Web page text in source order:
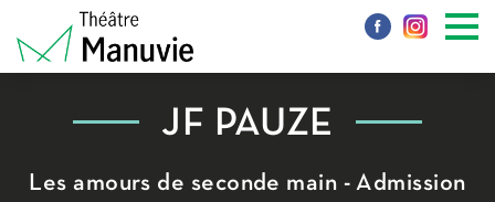
JF PAUZÉ
Les amours de seconde main - Admission